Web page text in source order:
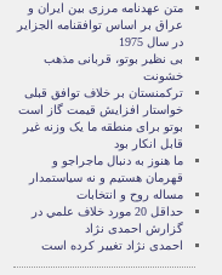
متن عهدنامه مرزى بين ايران و
عراق بر اساس توافقنامه الجزاير
در سال 1975
بی نظیر بوتو، قربانی مذهب
خشونت
ترکمنستان بر خلاف توافق قبلی
خواستار افزایش قیمت گاز است
بوتو برای منطقه ما یک وزنه غیر
قابل انکار بود
ما هنوز به دنبال ماجراجو و
قهرمان هستيم و نه سياستمدار
مساله روح و انتخابات
حداقل 20 مورد خلاف علمي در
گزارش احمدی نژاد
احمدی نژاد تغییر کرده است